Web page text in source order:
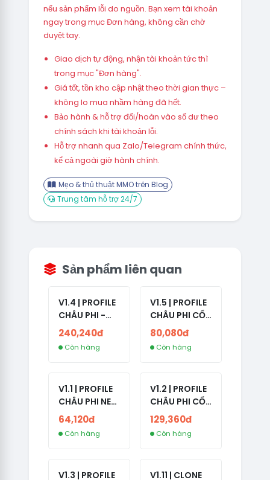
nếu sản phẩm lỗi do nguồn. Bạn xem tài khoản
ngay trong mục Đơn hàng, không cần chờ
duyệt tay.
Giao dịch tự động, nhận tài khoản tức thì
trong mục "Đơn hàng".
Giá tốt, tồn kho cập nhật theo thời gian thực –
không lo mua nhầm hàng đã hết.
Bảo hành & hỗ trợ đổi/hoàn vào số dư theo
chính sách khi tài khoản lỗi.
Hỗ trợ nhanh qua Zalo/Telegram chính thức,
kể cả ngoài giờ hành chính.
Mẹo & thủ thuật MMO trên Blog
Trung tâm hỗ trợ 24/7
Sản phẩm liên quan
V1.4 | PROFILE
CHÂU PHI -
ETHIOPIA CỔ -
NO 2FA -
RANDOM BẠN
240,240đ
Còn hàng
V1.5 | PROFILE
CHÂU PHI CỔ
- NO 2FA -
LẪN 2024 -
LIVE ADS
80,080đ
Còn hàng
V1.1 | PROFILE
CHÂU PHI NEW
- NO 2FA - ĐA
SỐ BẠN BÈ
CAO
64,120đ
Còn hàng
V1.2 | PROFILE
CHÂU PHI CỔ
- NO 2FA -
LIVE ADS -
NĂM TẠO
129,360đ
Còn hàng
V1.3 | PROFILE
V1.11 | CLONE